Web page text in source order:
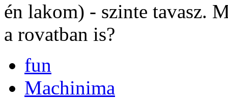
én lakom) - szinte tavasz.
a rovatban is?
fun
Machinima